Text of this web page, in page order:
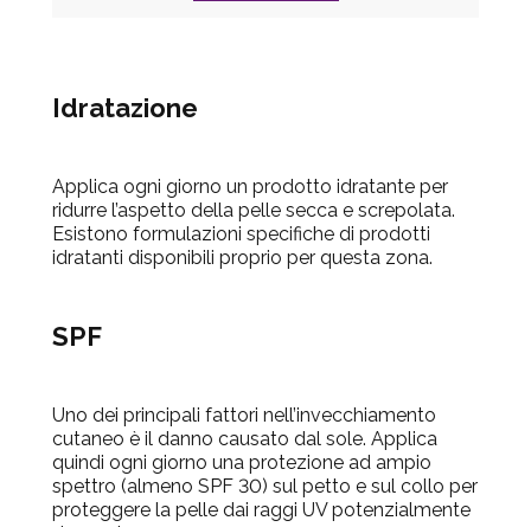
Idratazione
Applica ogni giorno un prodotto idratante per
ridurre l’aspetto della pelle secca e screpolata.
Esistono formulazioni specifiche di prodotti
idratanti disponibili proprio per questa zona.
SPF
Uno dei principali fattori nell’invecchiamento
cutaneo è il danno causato dal sole. Applica
quindi ogni giorno una protezione ad ampio
spettro (almeno SPF 30) sul petto e sul collo per
proteggere la pelle dai raggi UV potenzialmente